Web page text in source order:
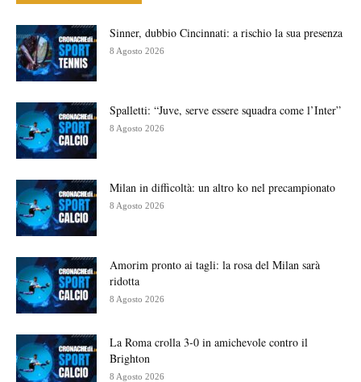
Sinner, dubbio Cincinnati: a rischio la sua presenza
8 Agosto 2026
Spalletti: “Juve, serve essere squadra come l’Inter”
8 Agosto 2026
Milan in difficoltà: un altro ko nel precampionato
8 Agosto 2026
Amorim pronto ai tagli: la rosa del Milan sarà
ridotta
8 Agosto 2026
La Roma crolla 3-0 in amichevole contro il
Brighton
8 Agosto 2026